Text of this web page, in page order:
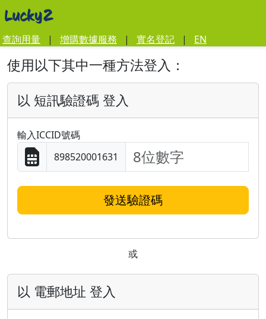
查詢用量 | 增購數據服務 | 實名登記 | EN
使用以下其中一種方法登入：
以 短訊驗證碼 登入
輸入ICCID號碼
898520001631
發送驗證碼
或
以 電郵地址 登入